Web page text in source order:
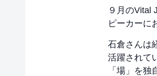
９月のVital
ピーカーに
石倉さんは
活躍されて
「場」を